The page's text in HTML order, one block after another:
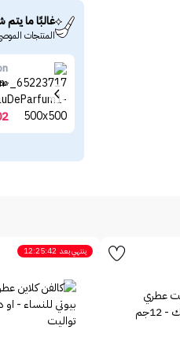
غالبًا ما يتم
المنتجات
ينتهي بعد 12:25:42